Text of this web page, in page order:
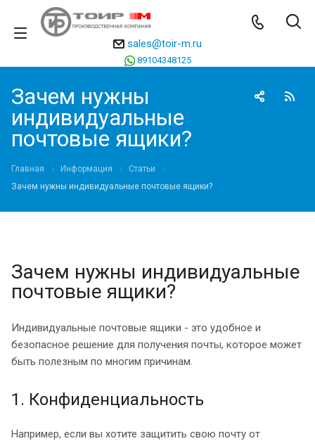
sales@toir-m.ru
89104348125
Зачем нужны
индивидуальные
почтовые ящики?
Главная Информация
Статьи
Зачем нужны индивидуальные почтовые ящики?
Зачем нужны индивидуальные
почтовые ящики?
Индивидуальные почтовые ящики - это удобное и
безопасное решение для получения почты, которое может
быть полезным по многим причинам.
1. Конфиденциальность
Например, если вы хотите защитить свою почту от